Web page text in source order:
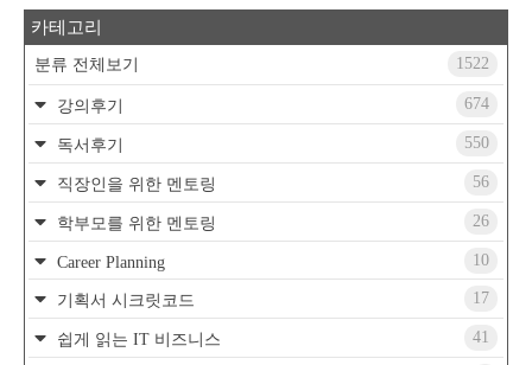
카테고리
분류 전체보기 1522
강의후기 674
독서후기 550
직장인을 위한 멘토링 56
학부모를 위한 멘토링 26
Career Planning 10
기획서 시크릿코드 17
쉽게 읽는 IT 비즈니스 41